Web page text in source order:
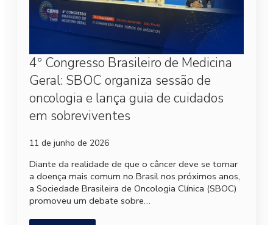
4º Congresso Brasileiro de Medicina
Geral: SBOC organiza sessão de
oncologia e lança guia de cuidados
em sobreviventes
11 de junho de 2026
Diante da realidade de que o câncer deve se tornar
a doença mais comum no Brasil nos próximos anos,
a Sociedade Brasileira de Oncologia Clínica (SBOC)
promoveu um debate sobre…